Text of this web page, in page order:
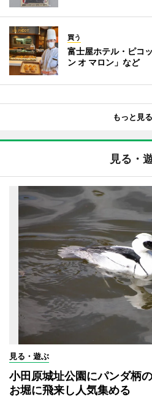
買う
富士屋ホテル・ピコ
ン オ マロン」など
もっと見る
見る・
見る・遊ぶ
小田原城址公園にパンダ柄
お堀に飛来し人気集める